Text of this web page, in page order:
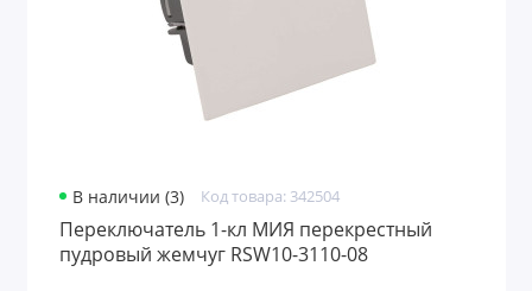
В наличии (3) Код товара: 342504
Переключатель 1-кл МИЯ перекрестный
пудровый жемчуг RSW10-3110-08